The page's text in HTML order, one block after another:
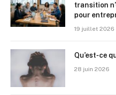
transition
pour
19 juillet 2026
Qu’est-ce
28 juin 2026